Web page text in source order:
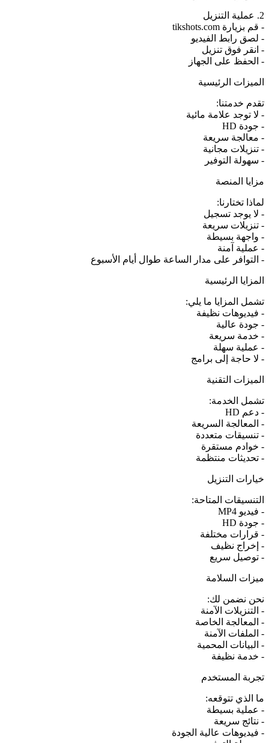
2. عملية التنزيل
- قم بزيارة tikshots.com
- لصق رابط الفيديو
- انقر فوق تنزيل
- الحفظ على الجهاز
الميزات الرئيسية
تقدم خدمتنا:
- لا توجد علامة مائية
- جودة HD
- معالجة سريعة
- تنزيلات مجانية
- سهولة التوفير
مزايا المنصة
لماذا تختارنا:
- لا يوجد تسجيل
- تنزيلات سريعة
- واجهة بسيطة
- عملية آمنة
- التوافر على مدار الساعة طوال أيام الأسبوع
المزايا الرئيسية
تشمل المزايا ما يلي:
- فيديوهات نظيفة
- جودة عالية
- خدمة سريعة
- عملية سهلة
- لا حاجة إلى برامج
الميزات التقنية
تشمل الخدمة:
- دعم HD
- المعالجة السريعة
- تنسيقات متعددة
- خوادم مستقرة
- تحديثات منتظمة
خيارات التنزيل
التنسيقات المتاحة:
- فيديو MP4
- جودة HD
- قرارات مختلفة
- إخراج نظيف
- توصيل سريع
ميزات السلامة
نحن نضمن لك:
- التنزيلات الآمنة
- المعالجة الخاصة
- الملفات الآمنة
- البيانات المحمية
- خدمة نظيفة
تجربة المستخدم
ما الذي تتوقعه:
- عملية بسيطة
- نتائج سريعة
- فيديوهات عالية الجودة